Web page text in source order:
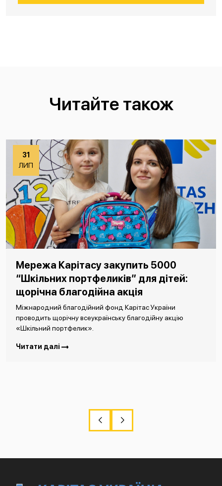
Читайте також
31
ЛИП
Мережа Карітасу закупить 5000
“Шкільних портфеликів” для дітей:
щорічна благодійна акція
Міжнародний благодійний фонд Карітас України
проводить щорічну всеукраїнську благодійну акцію
«Шкільний портфелик».
Читати далі